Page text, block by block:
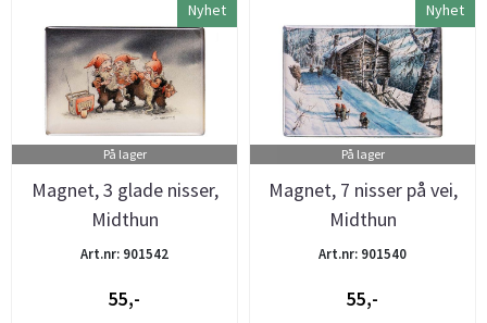
Nyhet
På lager
Magnet, 3 glade nisser,
Midthun
Art.nr: 901542
55,-
Nyhet
På lager
Magnet, 7 nisser på vei,
Midthun
Art.nr: 901540
55,-